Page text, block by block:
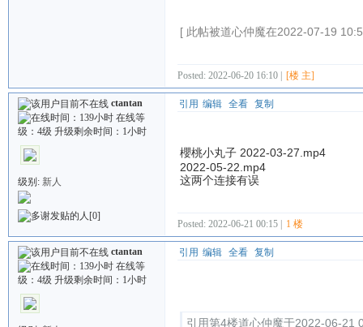
[ 此帖被道心仲魔在2022-07-19
Posted: 2022-06-20 16:10 | [楼 主]
ctantan
级别: 新人
[0]
引用 编辑 全看 复制
櫻桃小丸子 2022-03-27.mp4
2022-05-22.mp4
这两个连接有误
Posted: 2022-06-21 00:15 | 1 楼
ctantan 引用 编辑 全看 复制
引用第4楼道心仲魔于2022-06-21